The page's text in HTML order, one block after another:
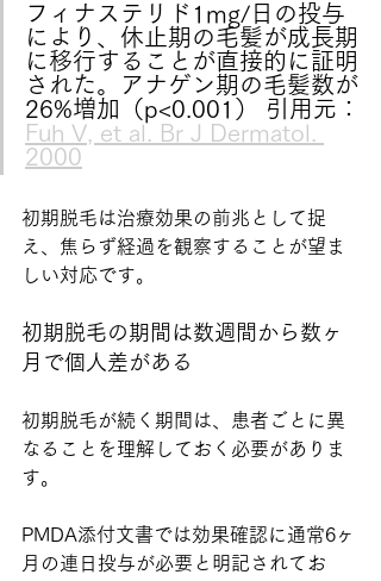
フィナステリド1mg/日の投与
により、休止期の毛髪が成長期
に移行することが直接的に証明
された。アナゲン期の毛髪数が
26%増加（p<0.001） 引用元：
Fuh V, et al. Br J Dermatol.
2000
初期脱毛は治療効果の前兆として捉
え、焦らず経過を観察することが望ま
しい対応です。
初期脱毛の期間は数週間から数ヶ
月で個人差がある
初期脱毛が続く期間は、患者ごとに異
なることを理解しておく必要がありま
す。
PMDA添付文書では効果確認に通常6ヶ
月の連日投与が必要と明記されてお